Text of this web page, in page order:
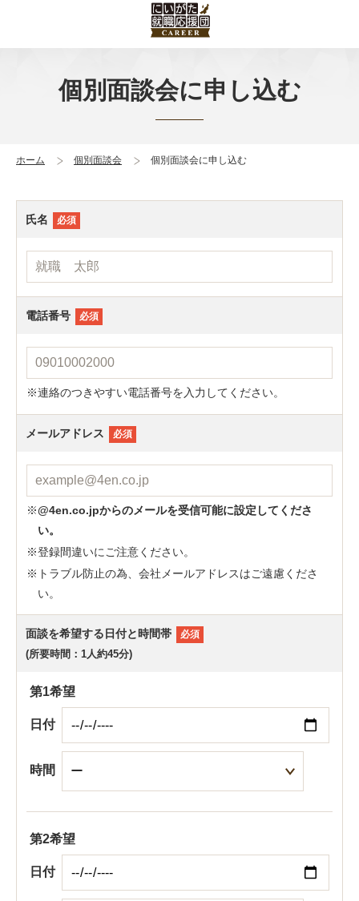
個別面談会に申し込む
ホーム 個別面談会 個別面談会に申し込む
氏名 必須
電話番号 必須
連絡のつきやすい電話番号を入力してください。
メールアドレス 必須
@4en.co.jpからのメールを受信可能に設定してくださ
い。
登録間違いにご注意ください。
トラブル防止の為、会社メールアドレスはご遠慮くださ
い。
面談を希望する日付と時間帯
必須
(所要時間：1人約45分)
第1希望
日付
時間
第2希望
日付